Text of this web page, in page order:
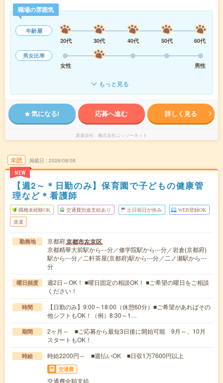
職場の雰囲気
年齢層
20代
30代 40代 50代
60代
男女比率
女性
男性
もっと見る
気になる! 応募へ進む 詳しく見る
派遣会社 株式会社ニッソーネット
未読
NEW
掲載日 2026/08/08
【週2～＊日勤のみ】保育園で子どもの健康管
理など＊看護師
職種未経験OK 交通費別途支給あり 土日祝日が休み WEB登録OK
派遣
勤務地 京都府京都市左京区
京都精華大前駅から---分／修学院駅から---分／岩倉(京都府)
駅から---分／二軒茶屋(京都府)駅から---分／二ノ瀬駅から---
分
曜日頻度
週2日～OK！ ■曜日固定の相談OK！ ■ご希望の曜日をご相談
ください！
時間
【日勤のみ】9:00～18:00（休憩60分）■ご希望があればその
他シフトもOK！（例）8:30～1…
期間
2ヶ月～ ■ご応募から最短3日後に開始可能 9月～、10月
スタートもOK！
時給 時給2200円～ ■週払いOK ■日収1万7600円以上
交通費
交通費全額支給